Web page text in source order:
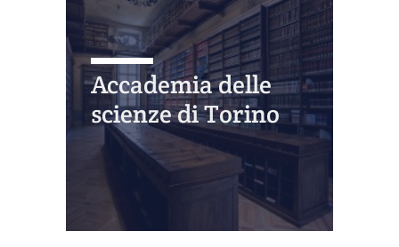
Accademia delle
scienze di Torino